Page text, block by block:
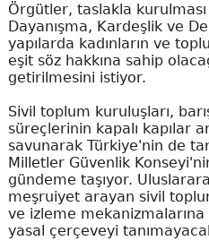
Örgütler, taslakla
Dayanışma, Kardeşlik ve
yapılarda kadınların ve
eşit söz hakkına sahip
getirilmesini istiyor.
Sivil toplum kuruluşları,
süreçlerinin kapalı kapılar
savunarak Türkiye'nin de
Milletler Güvenlik
gündeme taşıyor.
meşruiyet arayan sivil
ve izleme
yasal çerçeveyi